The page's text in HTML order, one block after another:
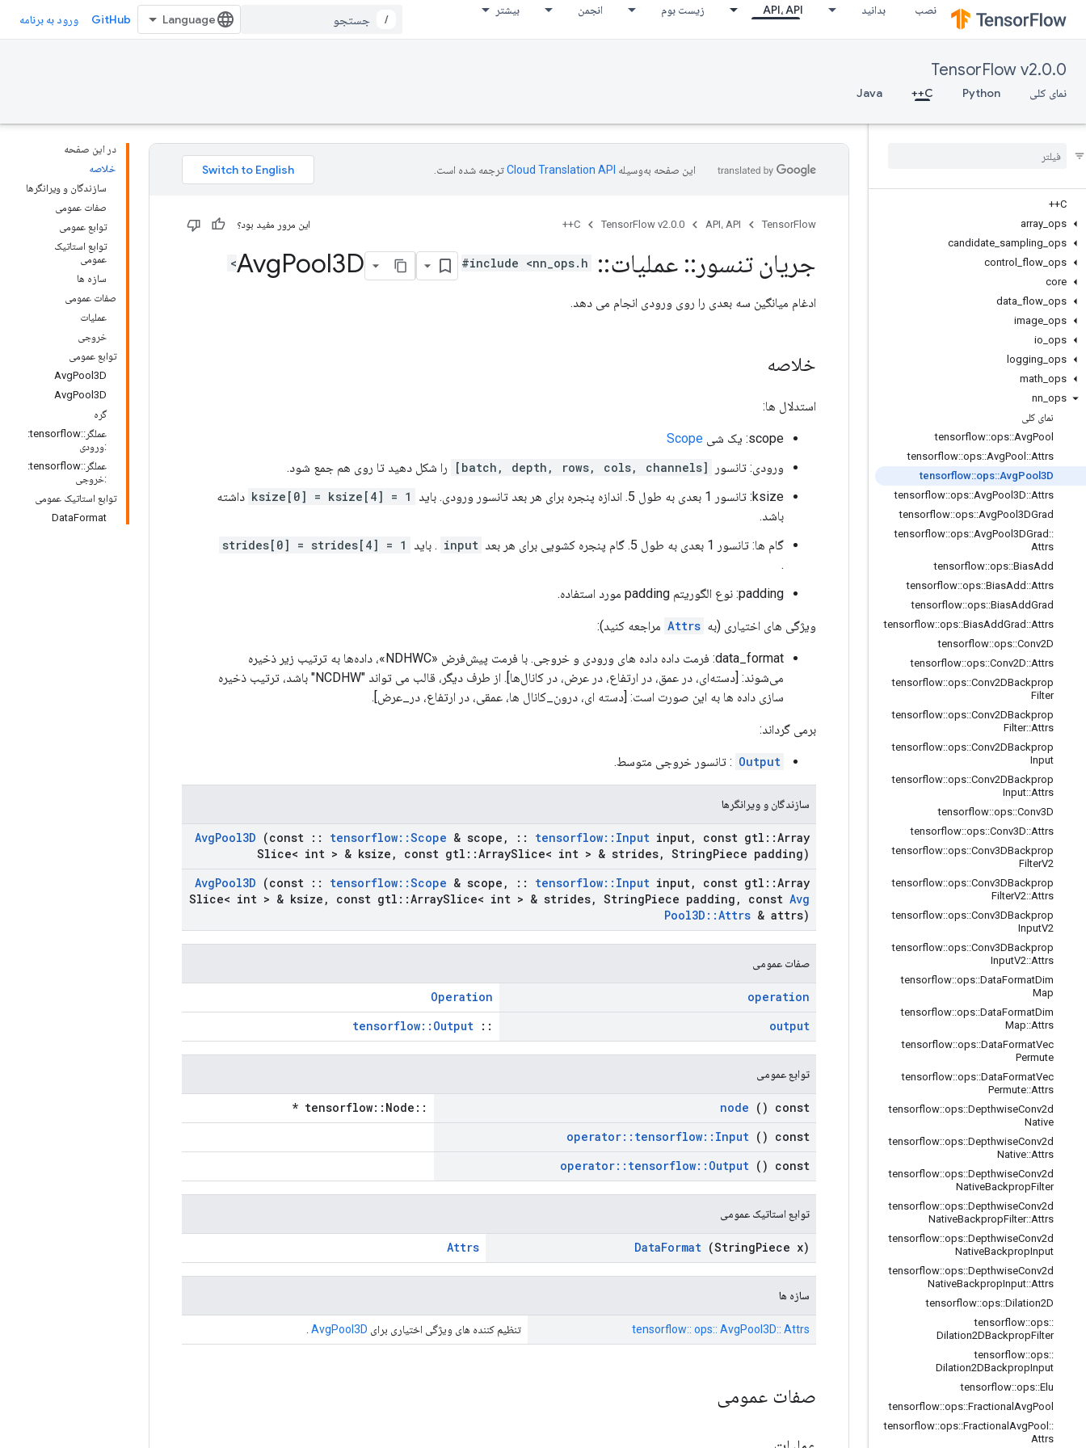
نصب بدانید API، API زیست بوم انجمن بیشتر
/
GitHub ورود به برنامه
TensorFlow v2.0.0
نمای کلی Python
C++
Java
C++
array ops
candidate sampling ops
control
flow ops
core
data flow ops
image ops
io ops
logging ops
math ops
nn ops
نمای کلی
tensorflow::ops::AvgPool
tensorflow::ops::AvgPool ::Attrs
tensorflow::ops::AvgPool3D
tensorflow::ops::AvgPool3D::Attrs
tensorflow::ops::AvgPool3DGrad
tensorflow::ops::AvgPool3DGrad ::
Attrs
tensorflow::ops::BiasAdd
tensorflow::ops::BiasAdd ::Attrs
tensorflow::ops::BiasAddGrad
tensorflow::ops::BiasAddGrad ::Attrs
tensorflow::ops::Conv2D
tensorflow::ops::Conv2D::Attrs
tensorflow::ops::Conv2DBackprop
Filter
tensorflow::ops::Conv2DBackprop
Filter::Attrs
tensorflow::ops::Conv2DBackprop
Input
tensorflow::ops::Conv2DBackprop
Input::Attrs
tensorflow::ops::Conv3D
tensorflow::ops::Conv3D::Attrs
tensorflow::ops::Conv3DBackprop
FilterV2
tensorflow::ops::Conv3DBackprop
FilterV2::Attrs
tensorflow::ops::Conv3DBackprop
InputV2
tensorflow::ops::Conv3DBackprop
InputV2::Attrs
tensorflow::ops::DataFormatDim
Map
tensorflow::ops::DataFormatDim
Map::Attrs
tensorflow::ops::DataFormatVec
Permute
tensorflow::ops::DataFormatVec
Permute::Attrs
tensorflow::ops::DepthwiseConv2d
Native
tensorflow::ops::DepthwiseConv2d
Native::Attrs
tensorflow::ops::DepthwiseConv2d
NativeBackpropFilter
tensorflow::ops::DepthwiseConv2d
NativeBackpropFilter::Attrs
tensorflow::ops::DepthwiseConv2d
NativeBackpropInput
tensorflow::ops::DepthwiseConv2d
NativeBackpropInput::Attrs
tensorflow::ops::Dilation2D
tensorflow::ops::
Dilation2DBackpropFilter
tensorflow::ops::
Dilation2DBackpropInput
tensorflow::ops::Elu
tensorflow::ops::Fractional AvgPool
tensorflow::ops::Fractional AvgPool ::
Attrs
در این صفحه
خلاصه
سازندگان و ویرانگرها
صفات عمومی
توابع عمومی
توابع استاتیک
عمومی
سازه ها
صفات عمومی
عملیات
خروجی
توابع عمومی
AvgPool3D
AvgPool3D
گره
عملگر::tensorflow:
:ورودی
عملگر::tensorflow:
:خروجی
توابع استاتیک عمومی
DataFormat
این صفحه به‌وسیله ترجمه شده است.
TensorFlow API، API TensorFlow v2.0.0
C++ این مرور مفید بود؟
جریان تنسور :: عملیات::
Pool3D #include <nn_ops.h>
ادغام میانگین سه بعدی را روی ورودی انجام می دهد.
خلاصه
استدلال ها:
scope: یک شی
Scope
ورودی: تانسور
[batch, depth, rows, cols, channels]
را شکل دهید تا روی هم جمع شود.
ksize: تانسور 1 بعدی به طول 5. اندازه پنجره برای هر بعد تانسور ورودی. باید
ksize[0] = ksize[4] = 1 داشته
باشد.
گام ها: تانسور 1 بعدی به طول 5. گام پنجره کشویی برای هر بعد
input . باید
strides[0] = strides[4] = 1
.
padding: نوع الگوریتم padding مورد استفاده.
ویژگی های اختیاری (به Attrs مراجعه کنید):
data_format: فرمت داده داده های ورودی و خروجی. با فرمت پیش‌فرض «NDHWC»، داده‌ها به ترتیب زیر ذخیره
می‌شوند: [دسته‌ای، در عمق، در ارتفاع، در عرض، در کانال‌ها]. از طرف دیگر، قالب می تواند "NCDHW" باشد، ترتیب ذخیره
سازی داده ها به این صورت است: [دسته ای، درون_کانال ها، عمقی، در ارتفاع، در_عرض].
برمی گرداند:
Output : تانسور خروجی متوسط.
سازندگان و ویرانگرها
AvgPool3D (const :: tensorflow::Scope & scope , :: tensorflow:: Input input, const gtl ::Array
Slice< int > & ksize , const gtl ::ArraySlice< int > & strides, StringPiece padding)
AvgPool3D (const :: tensorflow::Scope & scope , :: tensorflow:: Input input, const gtl ::Array
Slice< int > & ksize , const gtl ::ArraySlice< int > & strides, StringPiece padding , const Avg
Pool3D ::Attrs & attrs)
صفات عمومی
operation
Operation
output
::
tensorflow::Output
توابع عمومی
node () const
::tensorflow::Node *
operator:: tensorflow:: Input () const
operator:: tensorflow:: Output () const
توابع استاتیک عمومی
DataFormat (StringPiece x)
Attrs
سازه ها
tensorflow:: ops:: AvgPool3D:: Attrs تنظیم کننده های ویژگی اختیاری برای AvgPool3D
صفات عمومی